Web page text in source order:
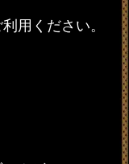
用ください。